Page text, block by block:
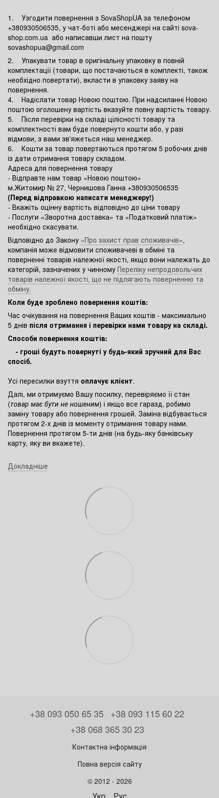
1. Узгодити повернення з SovaShopUA за телефоном
+380930506535, у чат-боті або месенджері на сайті sova-
shop.com.ua або написавши лист на пошту
sovashopua@gmail.com
2. Упакувати товар в оригінальну упаковку в повній
комплектації (товари, що постачаються в комплекті, також
необхідно повертати), вкласти в упаковку заяву на
повернення.
4. Надіслати товар Новою поштою. При надсиланні Новою
поштою оголошену вартість вказуйте повну вартість товару.
5. Після перевірки на складі цілісності товару та
комплектності вам буде повернуто кошти або, у разі
відмови, з вами зв'яжеться наш менеджер.
6. Кошти за товар повертаються протягом 5 робочих днів
із дати отримання товару складом.
Адреса для повернення товару
- Відправте нам товар «Новою поштою»
м.Житомир № 27, Чернишова Ганна +380930506535
(Перед відправкою написати менеджеру!)
- Вкажіть оцінну вартість відповідно до ціни товару
- Послуги «Зворотна доставка» та «Податковий платіж»
необхідно скасувати.
Відповідно до Закону «Про захист прав споживачів»,
компанія може відмовити споживачеві в обміні та
поверненні товарів належної якості, якщо вони належать до
категорій, зазначених у чинному Переліку непродовольчих
товарів належної якості, що не підлягають поверненню та
обміну.
Коли буде зроблено повернення коштів:
Час очікування на повернення Ваших коштів - максимально
5 днів після отримання і перевірки нами товару на складі.
Способи повернення коштів:
- гроші будуть повернуті у будь-який зручний для Вас
спосіб.
Усі пересилки взуття оплачує клієнт.
Далі, ми отримуємо Вашу посилку, перевіряємо її стан
(товар має бути не ношеним) і якщо все гаразд, робимо
заміну товару або повернення грошей. Заміна відбувається
протягом 2-х днів із моменту отримання товару нами.
Повернення протягом 5-ти днів (на будь-яку банківську
карту, яку ви вкажете).
Докладніше
+38 093 050 65 35 +38 093 115 60 22
+38 068 365 30 23
Контактна інформація
Повна версія сайту
© 2012 - 2026